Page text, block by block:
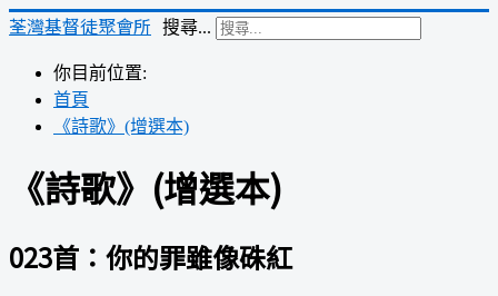
荃灣基督徒聚會所 搜尋...
你目前位置:
首頁
《詩歌》(增選本)
《詩歌》(增選本)
023首：你的罪雖像硃紅